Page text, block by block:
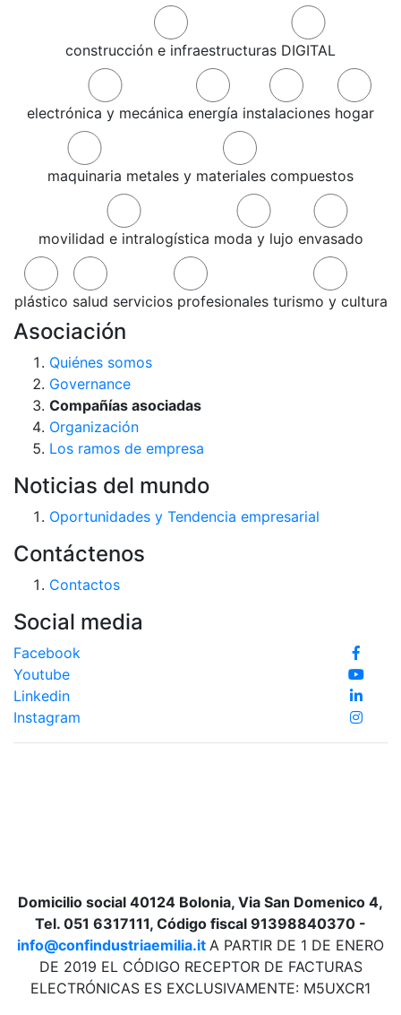
construcción e infraestructuras DIGITAL
electrónica y mecánica energía instalaciones hogar
maquinaria metales y materiales compuestos
movilidad e intralogística moda y lujo envasado
plástico salud servicios profesionales turismo y cultura
Asociación
Quiénes somos
Governance
Compañías asociadas
Organización
Los ramos de empresa
Noticias del mundo
Oportunidades y Tendencia empresarial
Contáctenos
Contactos
Social media
Facebook
Youtube
Linkedin
Instagram
Domicilio social 40124 Bolonia, Via San Domenico 4,
Tel. 051 6317111, Código fiscal 91398840370 -
info@confindustriaemilia.it A PARTIR DE 1 DE ENERO
DE 2019 EL CÓDIGO RECEPTOR DE FACTURAS
ELECTRÓNICAS ES EXCLUSIVAMENTE: M5UXCR1